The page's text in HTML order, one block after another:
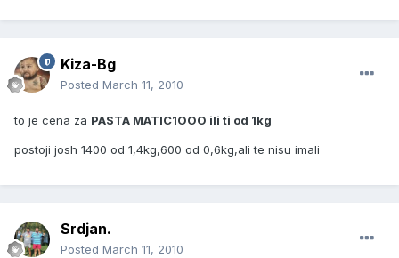
Kiza-Bg
Posted March 11, 2010
to je cena za PASTA MATIC1OOO ili ti od 1kg
postoji josh 1400 od 1,4kg,600 od 0,6kg,ali te nisu imali
Srdjan.
Posted March 11, 2010